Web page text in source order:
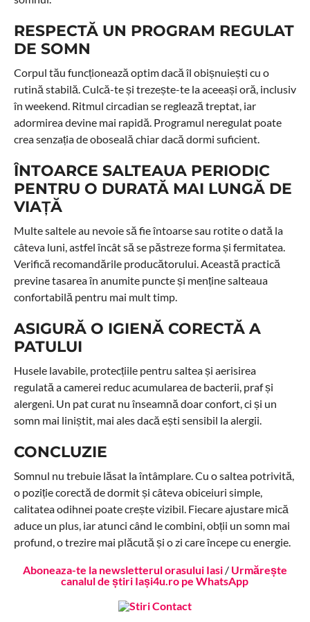
RESPECTĂ UN PROGRAM REGULAT
DE SOMN
Corpul tău funcționează optim dacă îl obișnuiești cu o
rutină stabilă. Culcă-te și trezește-te la aceeași oră, inclusiv
în weekend. Ritmul circadian se reglează treptat, iar
adormirea devine mai rapidă. Programul neregulat poate
crea senzația de oboseală chiar dacă dormi suficient.
ÎNTOARCE SALTEAUA PERIODIC
PENTRU O DURATĂ MAI LUNGĂ DE
VIAȚĂ
Multe saltele au nevoie să fie întoarse sau rotite o dată la
câteva luni, astfel încât să se păstreze forma și fermitatea.
Verifică recomandările producătorului. Această practică
previne tasarea în anumite puncte și menține salteaua
confortabilă pentru mai mult timp.
ASIGURĂ O IGIENĂ CORECTĂ A
PATULUI
Husele lavabile, protecțiile pentru saltea și aerisirea
regulată a camerei reduc acumularea de bacterii, praf și
alergeni. Un pat curat nu înseamnă doar confort, ci și un
somn mai liniștit, mai ales dacă ești sensibil la alergii.
CONCLUZIE
Somnul nu trebuie lăsat la întâmplare. Cu o saltea potrivită,
o poziție corectă de dormit și câteva obiceiuri simple,
calitatea odihnei poate crește vizibil. Fiecare ajustare mică
aduce un plus, iar atunci când le combini, obții un somn mai
profund, o trezire mai plăcută și o zi care începe cu energie.
Aboneaza-te la newsletterul orasului Iasi/ Urmărește
canalul de știri Iași4u.ro pe WhatsApp